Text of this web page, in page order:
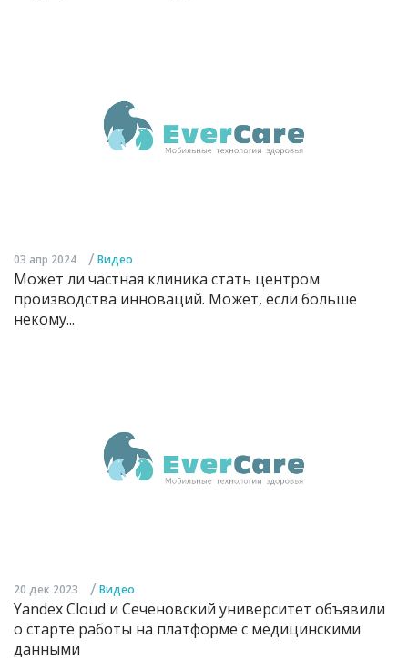
03 апр 2024 / Видео
Может ли частная клиника стать центром
производства инноваций. Может, если больше
некому...
20 дек 2023 / Видео
Yandex Cloud и Сеченовский университет объявили
о старте работы на платформе с медицинскими
данными